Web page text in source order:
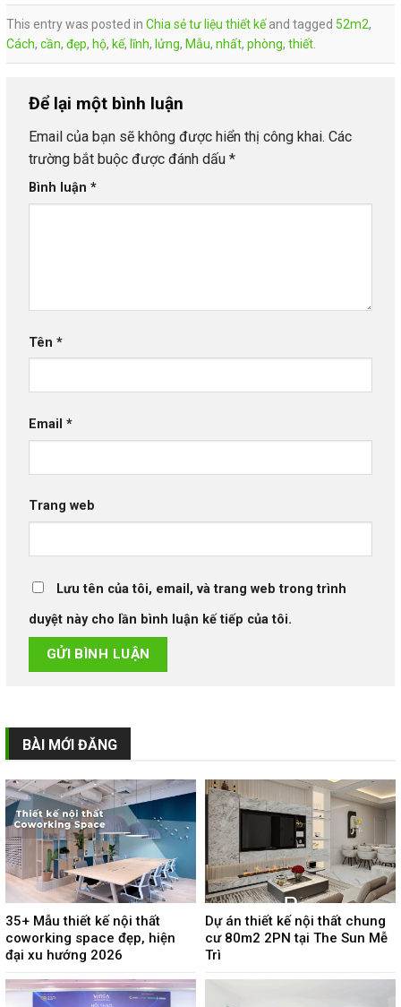
This entry was posted in Chia sẻ tư liệu thiết kếand tagged 52m2,
Cách, cần, đẹp, hộ, kế, lĩnh, lửng, Mẫu, nhất, phòng, thiết
Để lại một bình luận
Email của bạn sẽ không được hiển thị công khai. Các
trường bắt buộc được đánh dấu *
Bình luận *
Tên *
Email *
Trang web
Lưu tên của tôi, email, và trang web trong trình
duyệt này cho lần bình luận kế tiếp của tôi.
BÀI MỚI ĐĂNG
35+ Mẫu thiết kế nội thất
coworking space đẹp, hiện
đại xu hướng 2026
Dự án thiết kế nội thất chung
cư 80m2 2PN tại The Sun Mễ
Trì